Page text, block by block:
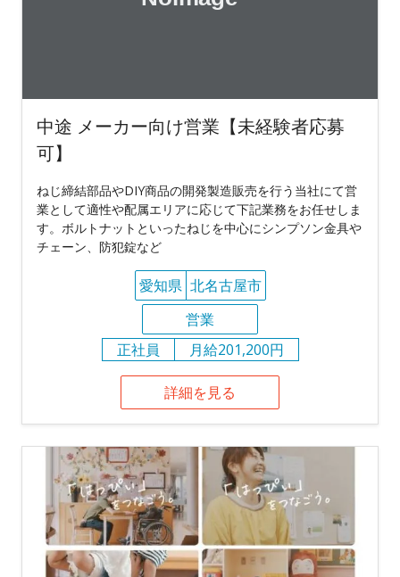
中途 メーカー向け営業【未経験者応募
可】
ねじ締結部品やDIY商品の開発製造販売を行う当社にて営
業として適性や配属エリアに応じて下記業務をお任せしま
す。ボルトナットといったねじを中心にシンプソン金具や
チェーン、防犯錠など
愛知県 北名古屋市
営業
正社員
月給201,200円
詳細を見る